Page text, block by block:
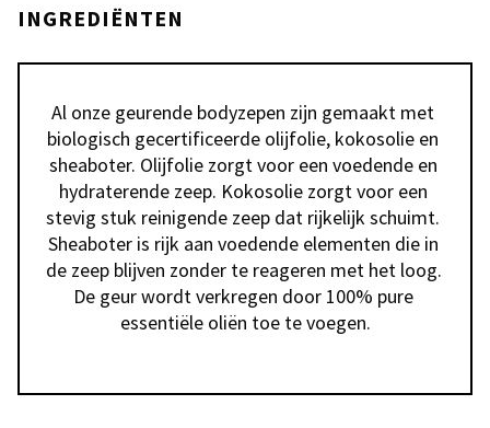
INGREDIËNTEN
Al onze geurende bodyzepen zijn gemaakt met
biologisch gecertificeerde olijfolie, kokosolie en
sheaboter. Olijfolie zorgt voor een voedende en
hydraterende zeep. Kokosolie zorgt voor een
stevig stuk reinigende zeep dat rijkelijk schuimt.
Sheaboter is rijk aan voedende elementen die in
de zeep blijven zonder te reageren met het loog.
De geur wordt verkregen door 100% pure
essentiële oliën toe te voegen.